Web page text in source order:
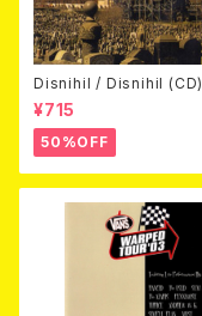
Disnihil / Disnihil (CD)
¥715
50%OFF